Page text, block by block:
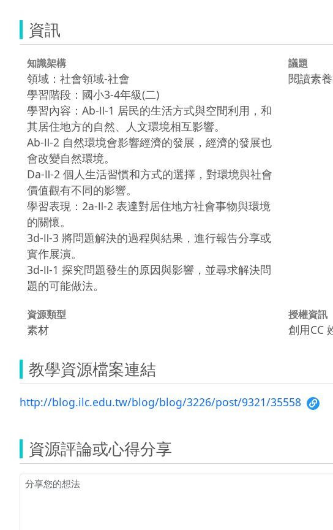
資訊
知識架構
領域：社會領域-社會
學習階段：國小3-4年級(二)
學習內容：Ab-Ⅱ-1 居民的生活方式與空間利用，和
其居住地方的自然、人文環境相互影響。
Ab-Ⅱ-2 自然環境會影響經濟的發展，經濟的發展也
會改變自然環境。
Da-Ⅱ-2 個人生活習慣和方式的選擇，對環境與社會
價值觀有不同的影響。
學習表現：2a-Ⅱ-2 表達對居住地方社會事物與環境
的關懷。
3d-Ⅱ-3 將問題解決的過程與結果，進行報告分享或
實作展演。
3d-Ⅱ-1 探究問題發生的原因與影響，並尋求解決問
題的可能做法。
議題
閱讀素
資源類型
素材
授權資訊
創用CC
教學資源檔案連結
http://blog.ilc.edu.tw/blog/blog/3226/post/9321/35558
資源評論或心得分享